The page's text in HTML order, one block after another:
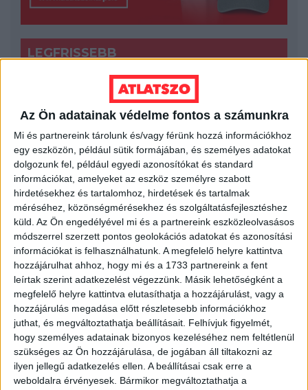
Az Ön adatainak védelme fontos a számunkra
Mi és partnereink tárolunk és/vagy férünk hozzá információkhoz
egy eszközön, például sütik formájában, és személyes adatokat
dolgozunk fel, például egyedi azonosítókat és standard
információkat, amelyeket az eszköz személyre szabott
hirdetésekhez és tartalomhoz, hirdetések és tartalmak
méréséhez, közönségmérésekhez és szolgáltatásfejlesztéshez
küld. Az Ön engedélyével mi és a partnereink eszközleolvasásos
módszerrel szerzett pontos geolokációs adatokat és azonosítási
információkat is felhasználhatunk. A megfelelő helyre kattintva
hozzájárulhat ahhoz, hogy mi és a 1733 partnereink a fent
leírtak szerint adatkezelést végezzünk. Másik lehetőségként a
megfelelő helyre kattintva elutasíthatja a hozzájárulást, vagy a
hozzájárulás megadása előtt részletesebb információkhoz
juthat, és megváltoztathatja beállításait. Felhívjuk figyelmét,
hogy személyes adatainak bizonyos kezeléséhez nem feltétlenül
szükséges az Ön hozzájárulása, de jogában áll tiltakozni az
ilyen jellegű adatkezelés ellen. A beállításai csak erre a
weboldalra érvényesek. Bármikor megváltoztathatja a
LEGFRISSEBB
Orbán Gáspár Csádban, mérgező anyag
Újpesten és Rákospalotán
2026. augusztus 7.
Félmilliárd forintot kapott a CÖF
„magyarországi vállalkozásoktól” 2025-
ben
2026. augusztus 6.
Mészárosék V-Híd Kft.-je behúzta az
első, 300 milliós tenderét a választások
óta
2026. augusztus 6.
Mi maradt mára a független sajtóból? –
podcast Mong Attilával az Átlátszó 15.
szülinapja alkalmából